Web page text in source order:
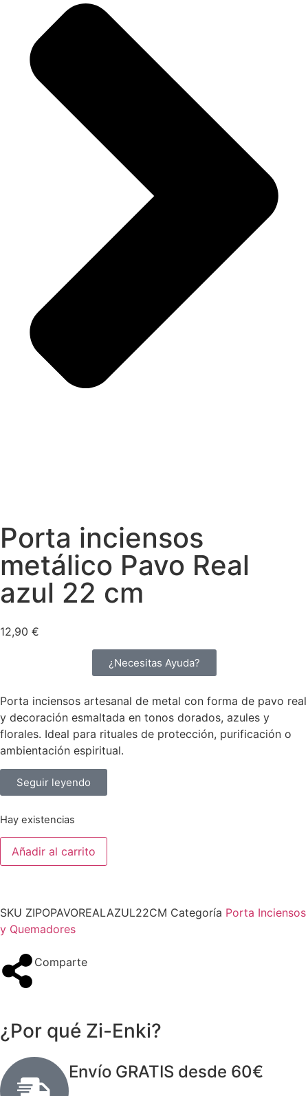
Porta inciensos
metálico Pavo Real
azul 22 cm
12,90 €
¿Necesitas Ayuda?
Porta inciensos artesanal de metal con forma de pavo real
y decoración esmaltada en tonos dorados, azules y
florales. Ideal para rituales de protección, purificación o
ambientación espiritual.
Seguir leyendo
Hay existencias
Añadir al carrito
SKU ZIPOPAVOREALAZUL22CM Categoría Porta Inciensos
y Quemadores
Comparte
¿Por qué Zi-Enki?
Envío GRATIS desde 60€